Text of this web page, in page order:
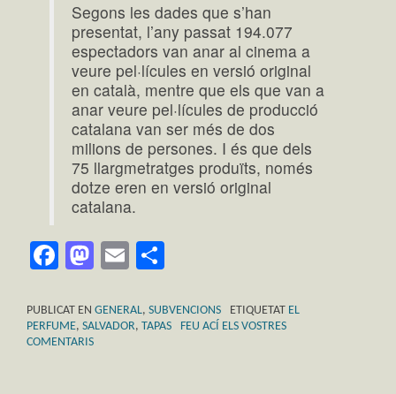
Segons les dades que s’han
presentat, l’any passat 194.077
espectadors van anar al cinema a
veure pel·lícules en versió original
en català, mentre que els que van a
anar veure pel·lícules de producció
catalana van ser més de dos
milions de persones. I és que dels
75 llargmetratges produïts, només
dotze eren en versió original
catalana.
Facebook
Mastodon
Email
PUBLICAT EN GENERAL, SUBVENCIONS ETIQUETAT EL
PERFUME, SALVADOR, TAPAS
FEU ACÍ ELS VOSTRES
COMENTARIS